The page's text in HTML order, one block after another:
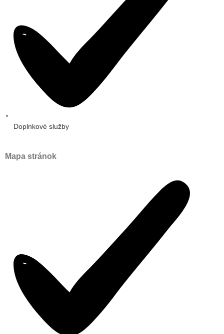
Doplnkové služby
Mapa stránok